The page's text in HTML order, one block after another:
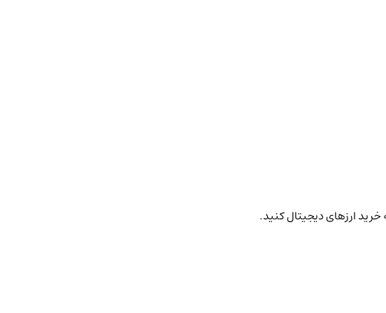
خرید ارزهای دیجیتال کنید.